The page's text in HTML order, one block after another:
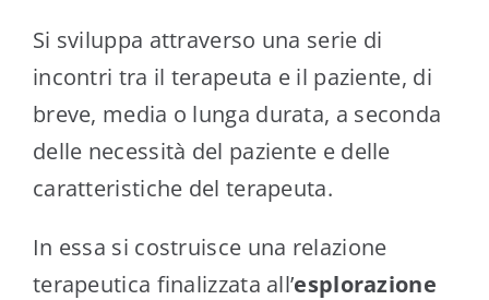
Si sviluppa attraverso una serie di
incontri tra il terapeuta e il paziente, di
breve, media o lunga durata, a seconda
delle necessità del paziente e delle
caratteristiche del terapeuta.
In essa si costruisce una relazione
terapeutica finalizzata all’esplorazione